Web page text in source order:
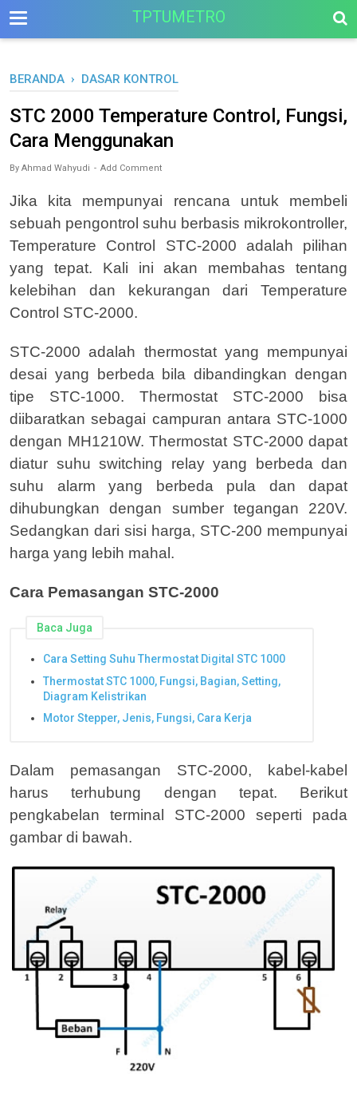
--> TPTUMETRO
BERANDA › DASAR KONTROL
STC 2000 Temperature Control, Fungsi,
Cara Menggunakan
By Ahmad Wahyudi Add Comment
Jika kita mempunyai rencana untuk membeli
sebuah pengontrol suhu berbasis mikrokontroller,
Temperature Control STC-2000 adalah pilihan
yang tepat. Kali ini akan membahas tentang
kelebihan dan kekurangan dari Temperature
Control STC-2000.
STC-2000 adalah thermostat yang mempunyai
desai yang berbeda bila dibandingkan dengan
tipe STC-1000. Thermostat STC-2000 bisa
diibaratkan sebagai campuran antara STC-1000
dengan MH1210W. Thermostat STC-2000 dapat
diatur suhu switching relay yang berbeda dan
suhu alarm yang berbeda pula dan dapat
dihubungkan dengan sumber tegangan 220V.
Sedangkan dari sisi harga, STC-200 mempunyai
harga yang lebih mahal.
Cara Pemasangan STC-2000
Baca Juga
Cara Setting Suhu Thermostat Digital STC 1000
Thermostat STC 1000, Fungsi, Bagian, Setting,
Diagram Kelistrikan
Motor Stepper, Jenis, Fungsi, Cara Kerja
Dalam pemasangan STC-2000, kabel-kabel
harus terhubung dengan tepat. Berikut
pengkabelan terminal STC-2000 seperti pada
gambar di bawah.